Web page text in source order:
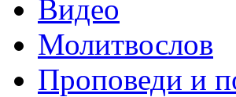
Видео
Молитвослов
Проповеди и